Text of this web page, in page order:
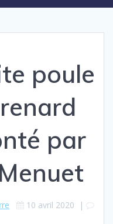
poule
par
10 avril 2020 |